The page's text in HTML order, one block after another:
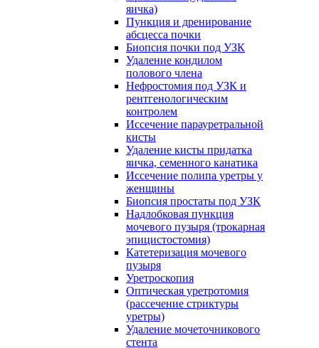
яичка)
Пункция и дренирование
абсцесса почки
Биопсия почки под УЗК
Удаление кондилом
полового члена
Нефростомия под УЗК и
рентгенологическим
контролем
Иссечение парауретральной
кисты
Удаление кисты придатка
яичка, семенного канатика
Иссечение полипа уретры у
женщины
Биопсия простаты под УЗК
Надлобковая пункция
мочевого пузыря (трокарная
эпицистостомия)
Катетеризация мочевого
пузыря
Уретроскопия
Оптическая уретротомия
(рассечение стриктуры
уретры)
Удаление мочеточникового
стента